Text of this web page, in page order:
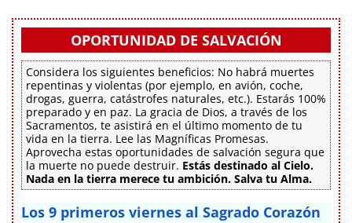
OPORTUNIDAD DE SALVACIÓN
Considera los siguientes beneficios: No habrá muertes
repentinas y violentas (por ejemplo, en avión, coche,
drogas, guerra, catástrofes naturales, etc.). Estarás 100%
preparado y en paz. La gracia de Dios, a través de los
Sacramentos, te asistirá en el último momento de tu
vida en la tierra. Lee las Magníficas Promesas.
Aprovecha estas oportunidades de salvación segura que
la muerte no puede destruir. Estás destinado al Cielo.
Nada en la tierra merece tu ambición. Salva tu Alma.
Los 9 primeros viernes al Sagrado Corazón